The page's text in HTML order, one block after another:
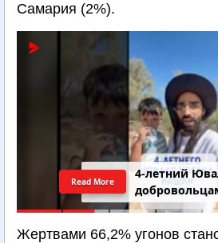
Самария (2%).
4-летний
Read More
Жертвами 66,2% угонов